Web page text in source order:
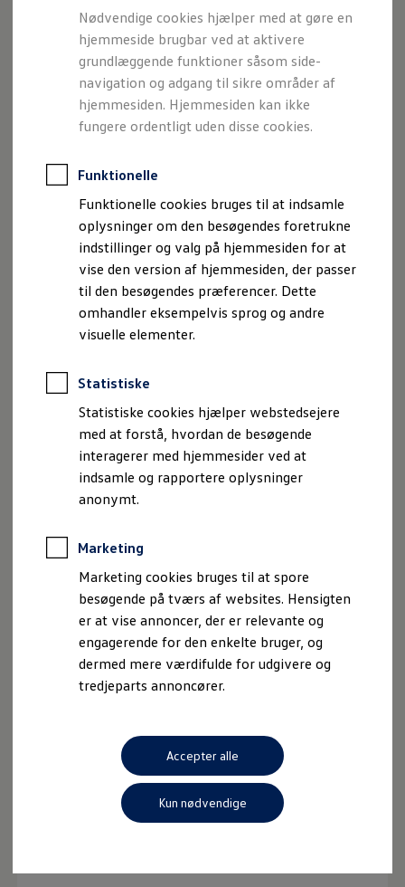
ID.5 Style286 hk
Ydelse
11 kW / 165 kW
Ladeeffekt (AC/DC)
15,7 kWh/100km
Forbrug
8 t 30 min / 29 min
Ladetid(AC 0-100% / DC 10-80%)
79 kWh / 84 kWh
Batterikapacitet(Netto/Brutto)
Halvårlig CO -ejerafgift
Priser inkl.Volkswagen forsikring
Km pr. år
10.000
Førstegangsydelse
20.000 kr.
Leasingperiode
Totalomkostninger
226.760 kr.
Mindstepris i 12 mdr.
Bestil tilbud hos forhandler
Priser er beregnet med standard lakering og er gældende ved
udlevering senest 31.12.2026
Den viste pris er inkl. moms, service - og reparationsaftale
og lånebil ved service, men ekskl. dæk, forsikring, brændstof,
CO₂-ejerafgift og overkørte kilometer. Positiv
forudsættes. Afleveringsgebyr: 600 kr. Privatleasing via
Volkswagen Semler Finans Danmark A/S.
Nødvendige cookies hjælper med at gøre en
hjemmeside brugbar ved at aktivere
grundlæggende funktioner såsom side-
navigation og adgang til sikre områder af
hjemmesiden. Hjemmesiden kan ikke
fungere ordentligt uden disse cookies.
Funktionelle
Funktionelle cookies bruges til at indsamle
oplysninger om den besøgendes foretrukne
indstillinger og valg på hjemmesiden for at
vise den version af hjemmesiden, der passer
til den besøgendes præferencer. Dette
omhandler eksempelvis sprog og andre
visuelle elementer.
Statistiske
Statistiske cookies hjælper webstedsejere
med at forstå, hvordan de besøgende
interagerer med hjemmesider ved at
indsamle og rapportere oplysninger
anonymt.
Marketing
Marketing cookies bruges til at spore
besøgende på tværs af websites. Hensigten
er at vise annoncer, der er relevante og
engagerende for den enkelte bruger, og
dermed mere værdifulde for udgivere og
tredjeparts annoncører.
Accepter alle
Kun nødvendige